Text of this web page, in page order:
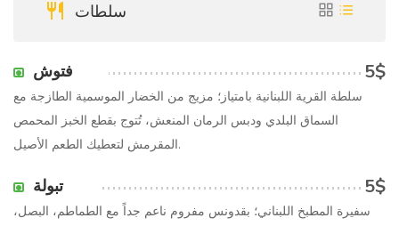
سلطات
فتوش 5$
سلطة القرية اللبنانية بامتياز؛ مزيج من الخضار الموسمية الطازجة مع
السماق البلدي ودبس الرمان المنعش، تُتوج بقطع الخبز المحمص
المقرمش لتعطيك الطعم الأصيل.
تبولة 5$
سفيرة المطبخ اللبناني؛ بقدونس مفروم ناعم جداً مع الطماطم، البصل،